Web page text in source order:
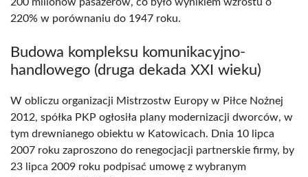
220% w porównaniu do 1947 roku.
Budowa kompleksu komunikacyjno-
handlowego (druga dekada XXI wieku)
W obliczu organizacji Mistrzostw Europy w Piłce Nożnej
2012, spółka PKP ogłosiła plany modernizacji dworców, w
tym drewnianego obiektu w Katowicach. Dnia 10 lipca
2007 roku zaproszono do renegocjacji partnerskie firmy, by
23 lipca 2009 roku podpisać umowę z wybranym